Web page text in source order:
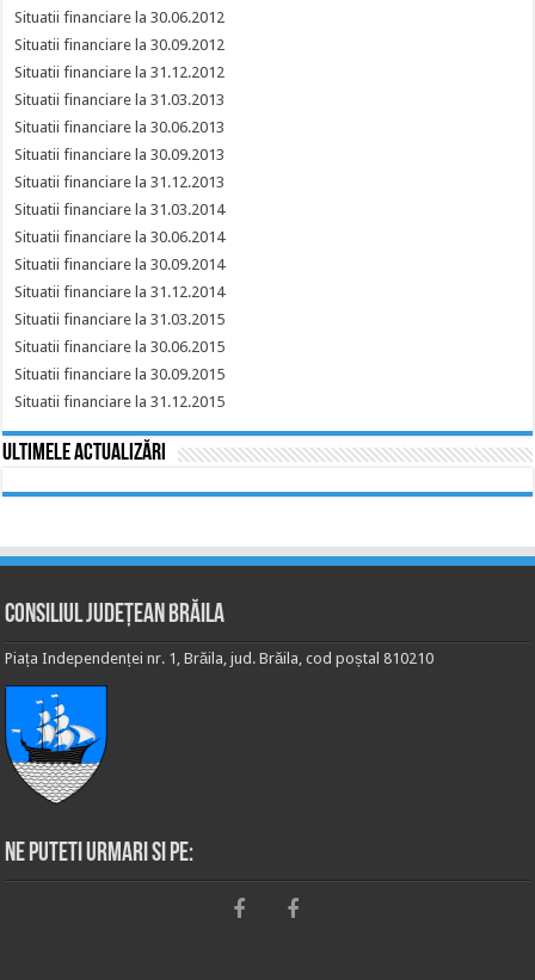
Situatii financiare la 30.06.2012
Situatii financiare la 30.09.2012
Situatii financiare la 31.12.2012
Situatii financiare la 31.03.2013
Situatii financiare la 30.06.2013
Situatii financiare la 30.09.2013
Situatii financiare la 31.12.2013
Situatii financiare la 31.03.2014
Situatii financiare la 30.06.2014
Situatii financiare la 30.09.2014
Situatii financiare la 31.12.2014
Situatii financiare la 31.03.2015
Situatii financiare la 30.06.2015
Situatii financiare la 30.09.2015
Situatii financiare la 31.12.2015
Ultimele actualizări
Consiliul Județean Brăila
Piața Independenței nr. 1, Brăila, jud. Brăila, cod poștal 810210
Ne puteti urmari si pe: